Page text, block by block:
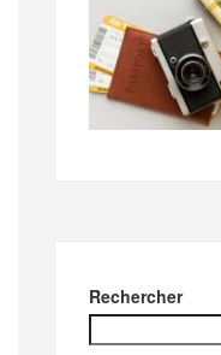
Rechercher